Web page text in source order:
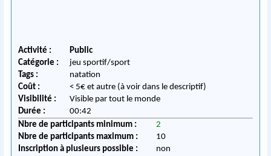
Activité :
Public
Catégorie :
jeu sportif/sport
Tags :
natation
Coût :
< 5€ et autre (à voir dans le descriptif)
Visibilité :
Visible par tout le monde
Durée :
00:42
Nbre de participants minimum :
2
Nbre de participants maximum :
10
Inscription à plusieurs possible :
non